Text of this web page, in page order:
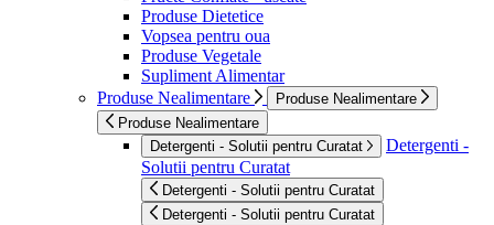
Produse Dietetice
Vopsea pentru oua
Produse Vegetale
Supliment Alimentar
Produse Nealimentare
Produse Nealimentare
Produse Nealimentare
Detergenti - Solutii pentru Curatat
Detergenti -
Solutii pentru Curatat
Detergenti - Solutii pentru Curatat
Detergenti - Solutii pentru Curatat